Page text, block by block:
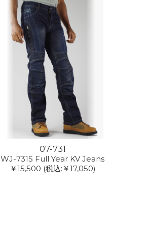
07-731
WJ-731S Full Year KV Jeans
￥15,500 (税込:￥17,050)